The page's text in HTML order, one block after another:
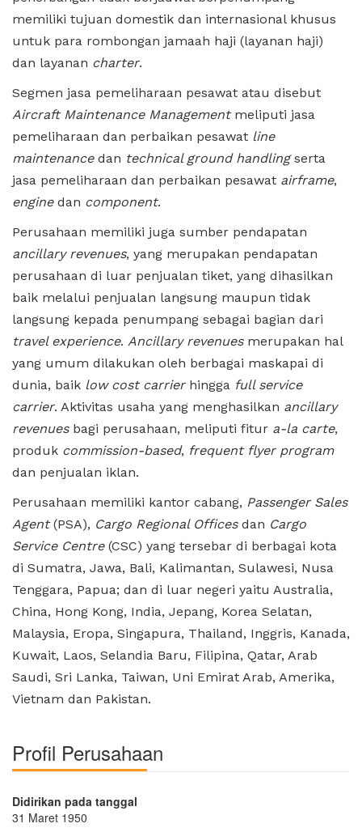
memiliki tujuan domestik dan internasional khusus
untuk para rombongan jamaah haji (layanan haji)
dan layanan charter.
Segmen jasa pemeliharaan pesawat atau disebut
Aircraft Maintenance Managementmeliputi jasa
pemeliharaan dan perbaikan pesawat line
maintenancedan technical ground handlingserta
jasa pemeliharaan dan perbaikan pesawat airframe,
enginedan component.
Perusahaan memiliki juga sumber pendapatan
ancillary revenues, yang merupakan pendapatan
perusahaan di luar penjualan tiket, yang dihasilkan
baik melalui penjualan langsung maupun tidak
langsung kepada penumpang sebagai bagian dari
travel experience. Ancillary revenuesmerupakan hal
yang umum dilakukan oleh berbagai maskapai di
dunia, baik low cost carrierhingga full service
carrier. Aktivitas usaha yang menghasilkan ancillary
revenuesbagi perusahaan, meliputi fitur a-la carte,
produk commission-based, frequent flyer program
dan penjualan iklan.
Perusahaan memiliki kantor cabang, Passenger Sales
Agent(PSA), Cargo Regional Officesdan Cargo
Service Centre(CSC) yang tersebar di berbagai kota
di Sumatra, Jawa, Bali, Kalimantan, Sulawesi, Nusa
Tenggara, Papua; dan di luar negeri yaitu Australia,
China, Hong Kong, India, Jepang, Korea Selatan,
Malaysia, Eropa, Singapura, Thailand, Inggris, Kanada,
Kuwait, Laos, Selandia Baru, Filipina, Qatar, Arab
Saudi, Sri Lanka, Taiwan, Uni Emirat Arab, Amerika,
Vietnam dan Pakistan.
Profil Perusahaan
Didirikan pada tanggal
31 Maret 1950